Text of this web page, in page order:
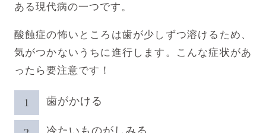
ある現代病の一つです。
酸蝕症の怖いところは歯が少しずつ溶けるため、
気がつかないうちに進行します。こんな症状があ
ったら要注意です！
歯がかける
冷たいものがしみる